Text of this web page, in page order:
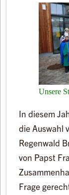
Unsere
In diesem
die Auswahl
Regenwald
von Papst
Frage